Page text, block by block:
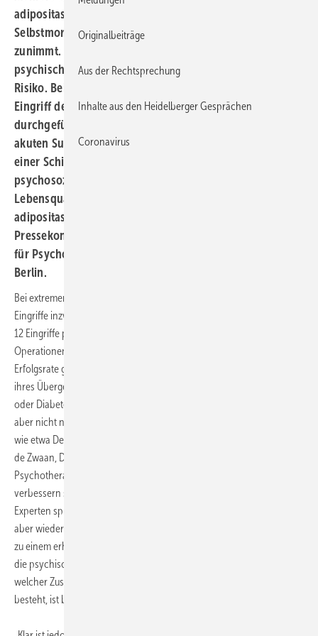
adipositaschirurgischen Eingriffen die Rate an
Selbstmorden und selbstschädigendem Verhalten
zunimmt. Vor allem Menschen, die im Vorfeld schon
psychische Beschwerden hatten, tragen ein erhöhtes
Risiko. Bei bestimmten psychischen Störungen sollte der
Eingriff deshalb erst nach erfolgreicher Behandlung
durchgeführt werden, etwa bei einer Bulimie, einer
akuten Suchterkrankung, einer Borderline-Störung oder
einer Schizophrenie. Experten plädieren auch für eine
psychosoziale Nachsorge zur Verbesserung der
Lebensqualität Betroffener. Die psychischen Folgen
adipositaschirurgischer Maßnahmen sind Thema der
Pressekonferenz im Rahmen des Deutschen Kongresses
für Psychosomatische Medizin und Psychotherapie in
Berlin.
Bei extremem Übergewicht sind sogenannte adipositaschirurgische
Eingriffe inzwischen das Mittel der Wahl. In Deutschland werden rund
12 Eingriffe pro 100 000 Einwohner durchgeführt, knapp 10 000
Operationen pro Jahr. Anders als bei konservativen Therapien ist die
Erfolgsrate gut: Viele Patienten verlieren langfristig 50 bis 60 Prozent
ihres Übergewichts, Folgeerkrankungen wie Herz-Kreislauf-Leiden
oder Diabetes mellitus verbessern sich deutlich. „Fettleibigkeit zieht
aber nicht nur körperliche, sondern oft auch psychische Probleme
wie etwa Depressionen nach sich“, erklärt Professor Dr. med. Martina
de Zwaan, Direktorin der Klinik für Psychosomatik und
Psychotherapie an der Medizinischen Hochschule Hannover. Diese
verbessern sich nach einer OP in der Regel kurz- bis mittelfristig –
Experten sprechen von der „Honeymoon-Phase –, können dann
aber wieder zunehmen und sich sogar verstärken. Dies reicht bis hin
zu einem erhöhten Suizidrisiko. Warum sich bei manchen Menschen
die psychischen Beschwerden nach dem Eingriff verschärfen und
welcher Zusammenhang genau mit der bariatrischen Chirurgie
besteht, ist bislang noch nicht geklärt.
Originalbeiträge
Aus der Rechtsprechung
Inhalte aus den Heidelberger Gesprächen
Coronavirus